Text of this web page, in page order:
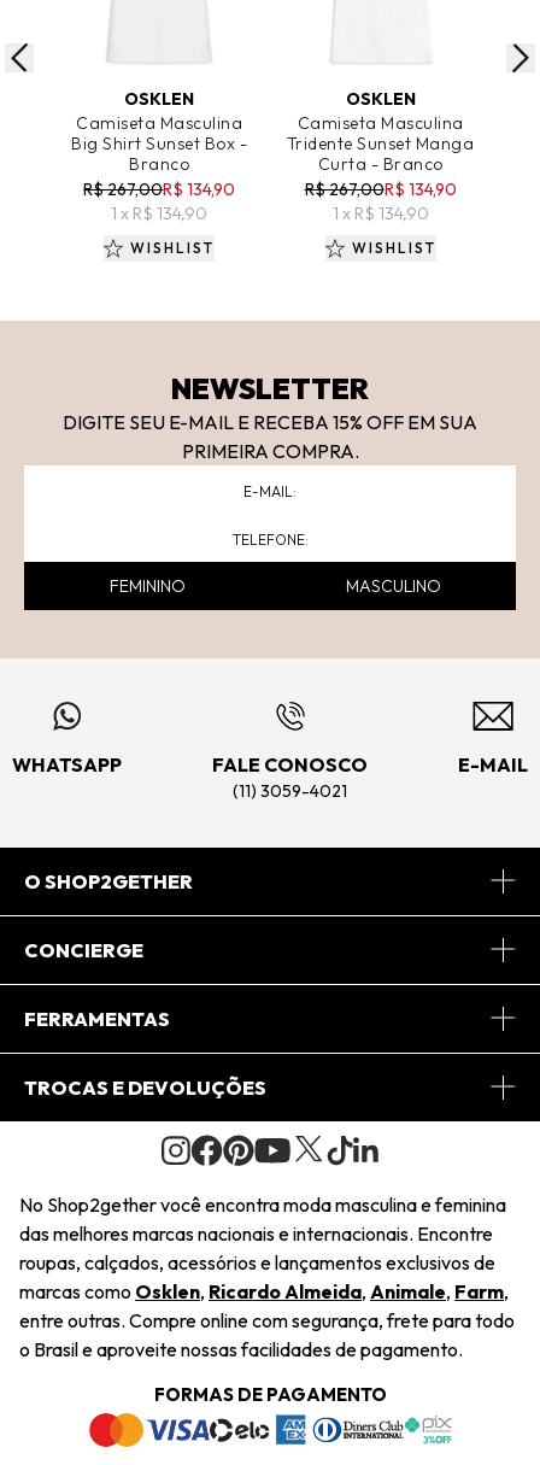
ADICIONAR AO CARRINHO
OSKLEN
Camiseta Masculina
Big Shirt Sunset Box -
Branco
R$ 267,00R$ 134,90
1 x R$ 134,90
WISHLIST
ADICIONAR AO CARRINHO
OSKLEN
Camiseta Masculina
Tridente Sunset Manga
Curta - Branco
R$ 267,00R$ 134,90
1 x R$ 134,90
WISHLIST
NEWSLETTER
DIGITE SEU E-MAIL E RECEBA 15% OFF EM SUA
PRIMEIRA COMPRA.
FEMININO MASCULINO
WHATSAPP FALE CONOSCO
(11) 3059-4021
E-MAIL
O SHOP2GETHER
Sobre Nós
Journal
Saiu na Mídia
Sustentabilidade
Navegando
Termos e Condições
CONCIERGE
Central de Relacionamento
Regulamento e Promoções
FERRAMENTAS
Minha Conta
Pedido de Presente
Wishlist
TROCAS E DEVOLUÇÕES
Condições Gerais
Troca Fácil
Restituição de Pagamento
Dúvidas Frequentes
Termos e Condições
Política de Privacidade
No Shop2gether você encontra moda masculina e feminina
das melhores marcas nacionais e internacionais. Encontre
roupas, calçados, acessórios e lançamentos exclusivos de
marcas como Osklen, Ricardo Almeida, Animale, Farm,
entre outras. Compre online com segurança, frete para todo
o Brasil e aproveite nossas facilidades de pagamento.
FORMAS DE PAGAMENTO